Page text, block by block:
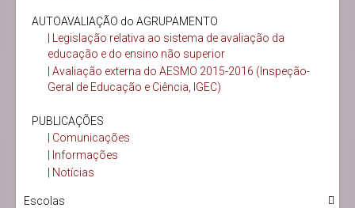
AUTOAVALIAÇÃO do AGRUPAMENTO
| Legislação relativa ao sistema de avaliação da
educação e do ensino não superior
| Avaliação externa do AESMO 2015-2016 (Inspeção-
Geral de Educação e Ciência, IGEC)
PUBLICAÇÕES
| Comunicações
| Informações
| Notícias
Escolas